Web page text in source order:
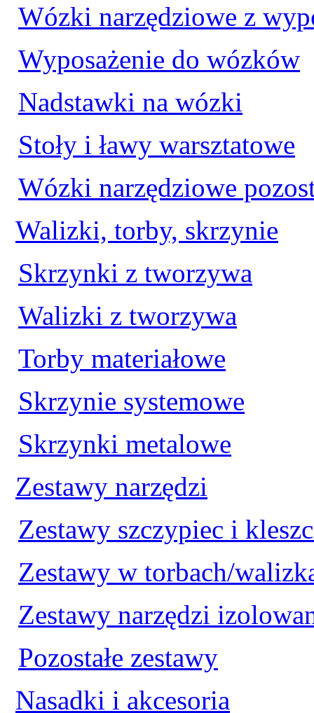
Wózki narzędziowe z
Wyposażenie do wózków
Nadstawki na wózki
Stoły i ławy warsztatowe
Wózki narzędziowe
Walizki, torby, skrzynie
Skrzynki z tworzywa
Walizki z tworzywa
Torby materiałowe
Skrzynie systemowe
Skrzynki metalowe
Zestawy narzędzi
Zestawy szczypiec i
Zestawy w torbach/
Zestawy narzędzi
Pozostałe zestawy
Nasadki i akcesoria